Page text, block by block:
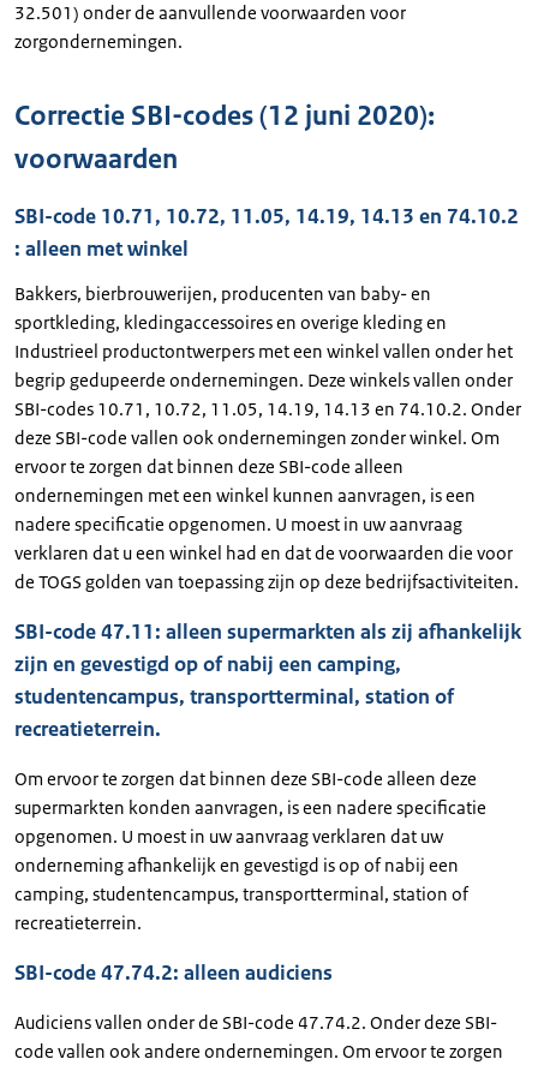
32.501) onder de aanvullende voorwaarden voor
zorgondernemingen.
Correctie SBI-codes (12 juni 2020):
voorwaarden
SBI-code 10.71, 10.72, 11.05, 14.19, 14.13 en 74.10.2
: alleen met winkel
Bakkers, bierbrouwerijen, producenten van baby- en
sportkleding, kledingaccessoires en overige kleding en
Industrieel productontwerpers met een winkel vallen onder het
begrip gedupeerde ondernemingen. Deze winkels vallen onder
SBI-codes 10.71, 10.72, 11.05, 14.19, 14.13 en 74.10.2. Onder
deze SBI-code vallen ook ondernemingen zonder winkel. Om
ervoor te zorgen dat binnen deze SBI-code alleen
ondernemingen met een winkel kunnen aanvragen, is een
nadere specificatie opgenomen. U moest in uw aanvraag
verklaren dat u een winkel had en dat de voorwaarden die voor
de TOGS golden van toepassing zijn op deze bedrijfsactiviteiten.
SBI-code 47.11: alleen supermarkten als zij afhankelijk
zijn en gevestigd op of nabij een camping,
studentencampus, transportterminal, station of
recreatieterrein.
Om ervoor te zorgen dat binnen deze SBI-code alleen deze
supermarkten konden aanvragen, is een nadere specificatie
opgenomen. U moest in uw aanvraag verklaren dat uw
onderneming afhankelijk en gevestigd is op of nabij een
camping, studentencampus, transportterminal, station of
recreatieterrein.
SBI-code 47.74.2: alleen audiciens
Audiciens vallen onder de SBI-code 47.74.2. Onder deze SBI-
code vallen ook andere ondernemingen. Om ervoor te zorgen